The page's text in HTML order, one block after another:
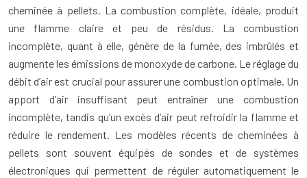
cheminée à pellets. La combustion complète, idéale, produit
une flamme claire et peu de résidus. La combustion
incomplète, quant à elle, génère de la fumée, des imbrûlés et
augmente les émissions de monoxyde de carbone. Le réglage du
débit d’air est crucial pour assurer une combustion optimale. Un
apport d’air insuffisant peut entraîner une combustion
incomplète, tandis qu’un excès d’air peut refroidir la flamme et
réduire le rendement. Les modèles récents de cheminées à
pellets sont souvent équipés de sondes et de systèmes
électroniques qui permettent de réguler automatiquement le